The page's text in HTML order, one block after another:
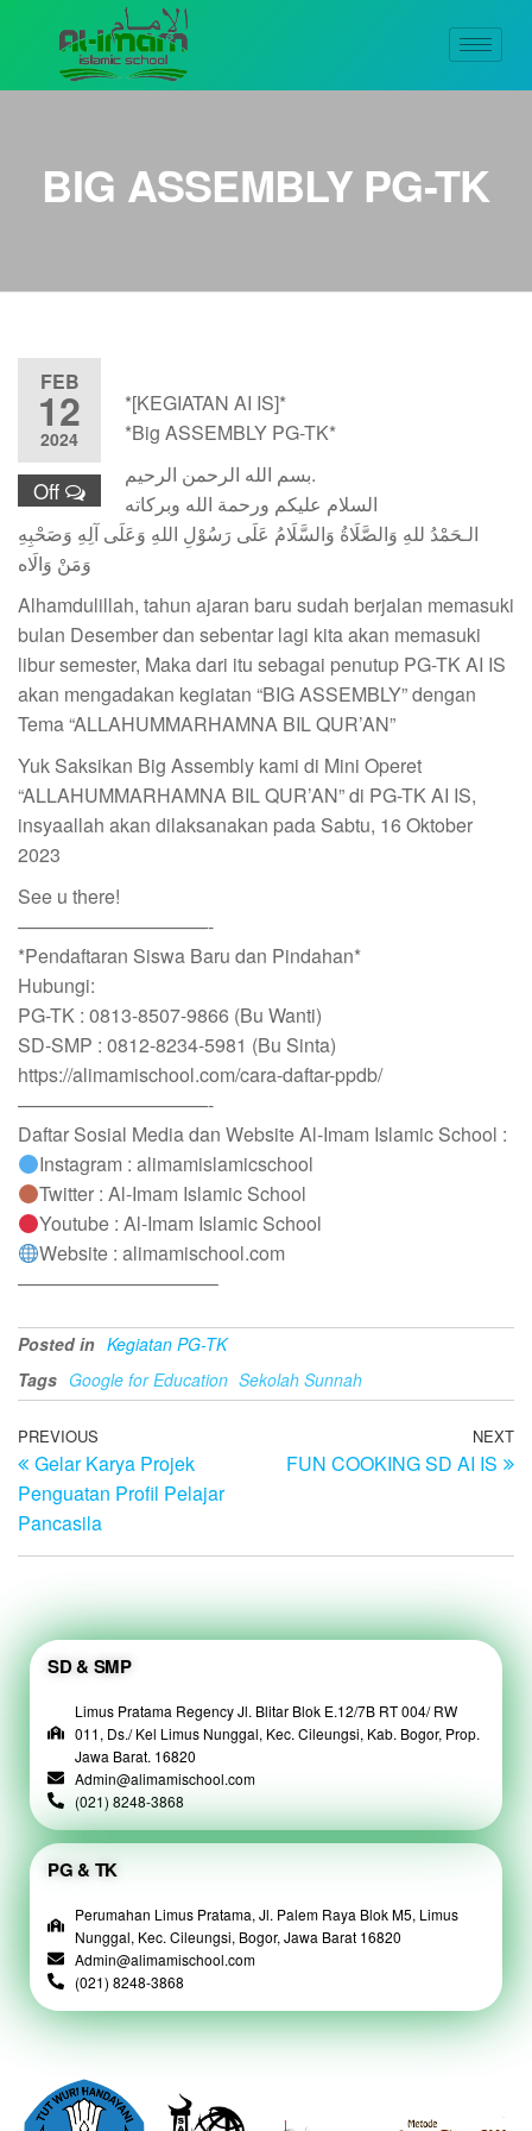
BIG ASSEMBLY PG-TK
FEB
12
2024
Off
*[KEGIATAN AI IS]*
*Big ASSEMBLY PG-TK*
بسم الله الرحمن الرحيم.
السلام عليكم ورحمة الله وبركاته
الـحَمْدُ للهِ وَالصَّلَاةُ وَالسَّلَامُ عَلَى رَسُوْلِ اللهِ وَعَلَى آلِهِ وَصَحْبِهِ
وَمَنْ وَالَاه
Alhamdulillah, tahun ajaran baru sudah berjalan memasuki
bulan Desember dan sebentar lagi kita akan memasuki
libur semester, Maka dari itu sebagai penutup PG-TK AI IS
akan mengadakan kegiatan “BIG ASSEMBLY” dengan
Tema “ALLAHUMMARHAMNA BIL QUR’AN”
Yuk Saksikan Big Assembly kami di Mini Operet
“ALLAHUMMARHAMNA BIL QUR’AN” di PG-TK AI IS,
insyaallah akan dilaksanakan pada Sabtu, 16 Oktober
2023
See u there!
——————————-
*Pendaftaran Siswa Baru dan Pindahan*
Hubungi:
PG-TK : 0813-8507-9866 (Bu Wanti)
SD-SMP : 0812-8234-5981 (Bu Sinta)
https://alimamischool.com/cara-daftar-ppdb/
——————————-
Daftar Sosial Media dan Website Al-Imam Islamic School :
Instagram : alimamislamicschool
Twitter : Al-Imam Islamic School
Youtube : Al-Imam Islamic School
Website : alimamischool.com
——————————–
Posted in Kegiatan PG-TK
Tags Google for Education Sekolah Sunnah
PREVIOUS
Gelar Karya Projek
Penguatan Profil Pelajar
Pancasila
NEXT
FUN COOKING SD AI IS
SD & SMP
Limus Pratama Regency Jl. Blitar Blok E.12/7B RT 004/ RW
011, Ds./ Kel Limus Nunggal, Kec. Cileungsi, Kab. Bogor, Prop.
Jawa Barat. 16820
Admin@alimamischool.com
(021) 8248-3868
PG & TK
Perumahan Limus Pratama, Jl. Palem Raya Blok M5, Limus
Nunggal, Kec. Cileungsi, Bogor, Jawa Barat 16820
Admin@alimamischool.com
(021) 8248-3868